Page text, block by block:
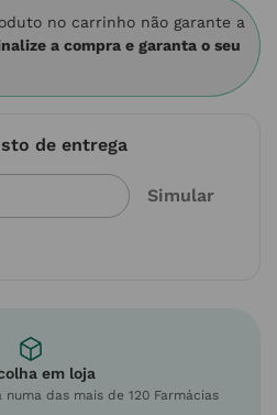
no carrinho não garante a
a compra e garanta o seu
de entrega
em loja
das mais de 120 Farmácias